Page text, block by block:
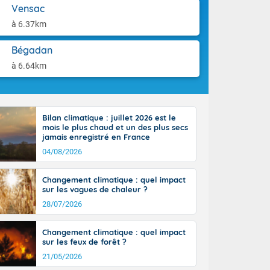
Vensac
à 6.37km
Bégadan
à 6.64km
jusque
la Corse
le
des
En
en
d'après-
jour, le
au sud,
hausse, en
quasi-
et même
Bilan climatique : juillet 2026 est le
mois le plus chaud et un des plus secs
jamais enregistré en France
04/08/2026
Changement climatique : quel impact
sur les vagues de chaleur ?
28/07/2026
Changement climatique : quel impact
sur les feux de forêt ?
21/05/2026